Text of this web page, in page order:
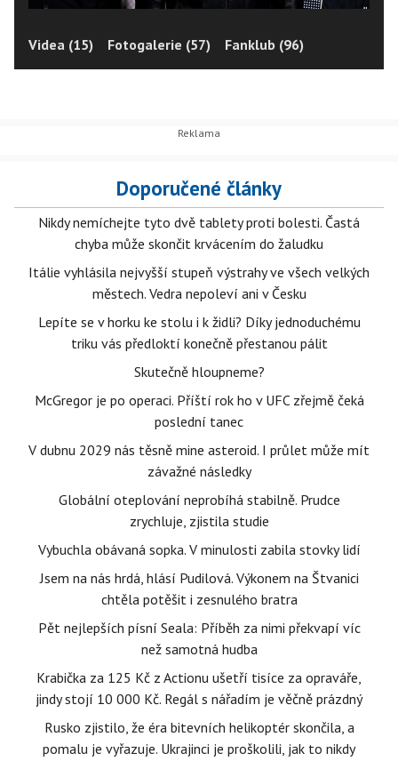
Videa (15) Fotogalerie (57) Fanklub (96)
Doporučené články
Nikdy nemíchejte tyto dvě tablety proti bolesti. Častá
chyba může skončit krvácením do žaludku
Itálie vyhlásila nejvyšší stupeň výstrahy ve všech velkých
městech. Vedra nepoleví ani v Česku
Lepíte se v horku ke stolu i k židli? Díky jednoduchému
triku vás předloktí konečně přestanou pálit
Skutečně hloupneme?
McGregor je po operaci. Příští rok ho v UFC zřejmě čeká
poslední tanec
V dubnu 2029 nás těsně mine asteroid. I průlet může mít
závažné následky
Globální oteplování neprobíhá stabilně. Prudce
zrychluje, zjistila studie
Vybuchla obávaná sopka. V minulosti zabila stovky lidí
Jsem na nás hrdá, hlásí Pudilová. Výkonem na Štvanici
chtěla potěšit i zesnulého bratra
Pět nejlepších písní Seala: Příběh za nimi překvapí víc
než samotná hudba
Krabička za 125 Kč z Actionu ušetří tisíce za opraváře,
jindy stojí 10 000 Kč. Regál s nářadím je věčně prázdný
Rusko zjistilo, že éra bitevních helikoptér skončila, a
pomalu je vyřazuje. Ukrajinci je proškolili, jak to nikdy